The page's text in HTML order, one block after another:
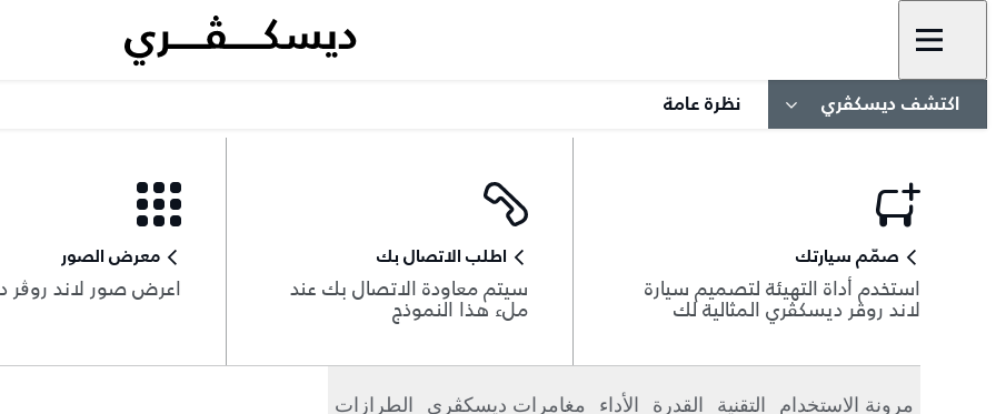
اكتشف ديسكڤري نظرة عامة
صمّم سيارتك
استخدم أداة التهيئة لتصميم سيارة
لاند روڤر ديسكڤري المثالية لك
اطلب الاتصال بك
سيتم معاودة الاتصال بك عند
ملء هذا النموذج
معرض الصور
اعرض صور لاند روڨر
مرونة الاستخدام التقنية القدرة الأداء مغامرات ديسكڤري الطرازات